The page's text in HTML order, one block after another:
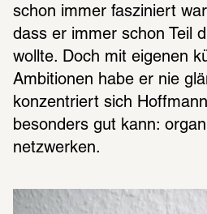
schon immer fasziniert
dass er immer schon Teil
wollte. Doch mit eigenen
Ambitionen habe er nie
konzentriert sich
besonders gut kann:
netzwerken.